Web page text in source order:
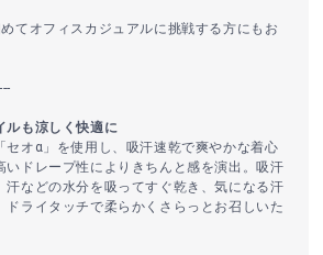
てオフィスカジュアルに挑戦する方にもお
ルも涼しく快適に
セオα」を使用し、吸汗速乾で爽やかな着心
いドレープ性によりきちんと感を演出。吸汗
汗などの水分を吸ってすぐ乾き、気になる汗
ドライタッチで柔らかくさらっとお召しいた